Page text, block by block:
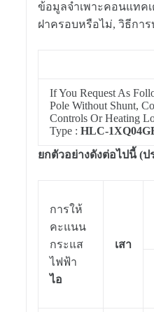
ข้อมูลจำเพาะคอนแทค
ฝาครอบหรือไม่, วิธีกา
If You Request As
Pole Without Shunt,
Controls Or Heating
Type : HLC-
ยกตัวอย่างดังต่อไปนี้ (
การให้
คะแนน
กระแส
ไฟฟ้า
ไอ
เสา